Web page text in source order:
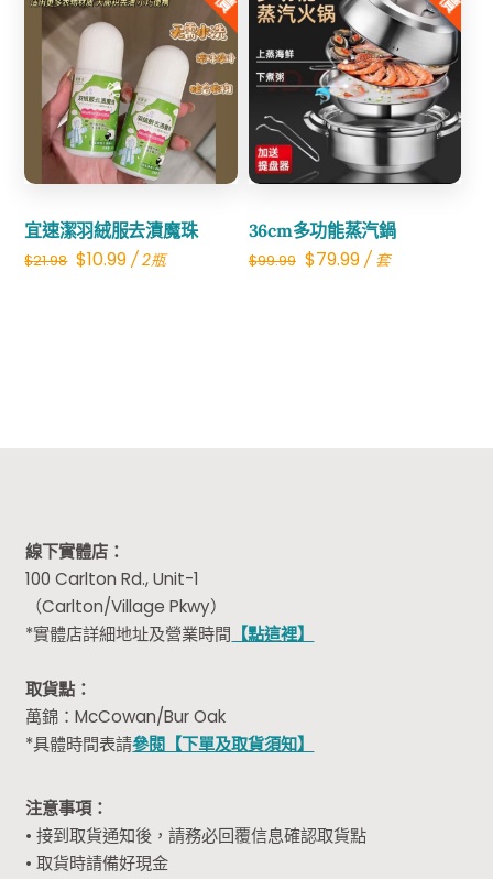
$30.00.$14.99.
宜速潔羽絨服去漬魔珠
$21.98 Original
$10.99Current
/ 2瓶
Share
36cm多功能蒸汽鍋
$99.99 Original
$79.99Current
/ 套
Share
線下實體店：
100 Carlton Rd., Unit-1
（Carlton/Village Pkwy）
*實體店詳細地址及營業時間 【點這裡】
取貨點：
萬錦：McCowan/Bur Oak
*具體時間表請參閱【下單及取貨須知】
注意事項：
• 接到取貨通知後，請務必回覆信息確認取貨點
• 取貨時請備好現金